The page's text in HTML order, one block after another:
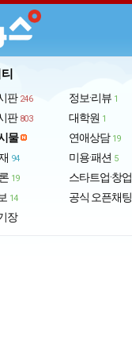
판 246
판 803
물
94
19
14
장
정보·리뷰 1
대학원 1
연애상담 19
미용·패션 5
스타트업·창업
공식 오픈채팅